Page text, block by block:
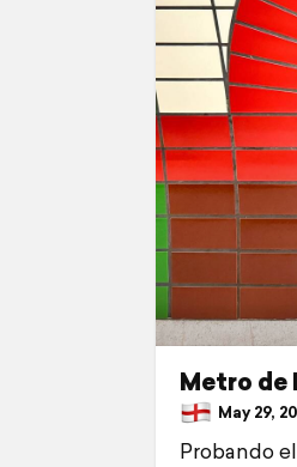
Metro de
May 29,
Probando